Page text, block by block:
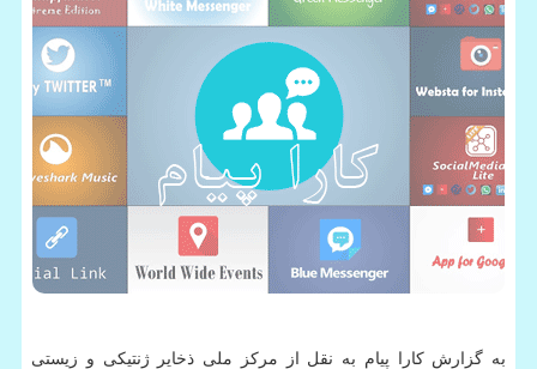
به گزارش کارا پیام به نقل از مرکز ملی ذخایر ژنتیکی و زیستی